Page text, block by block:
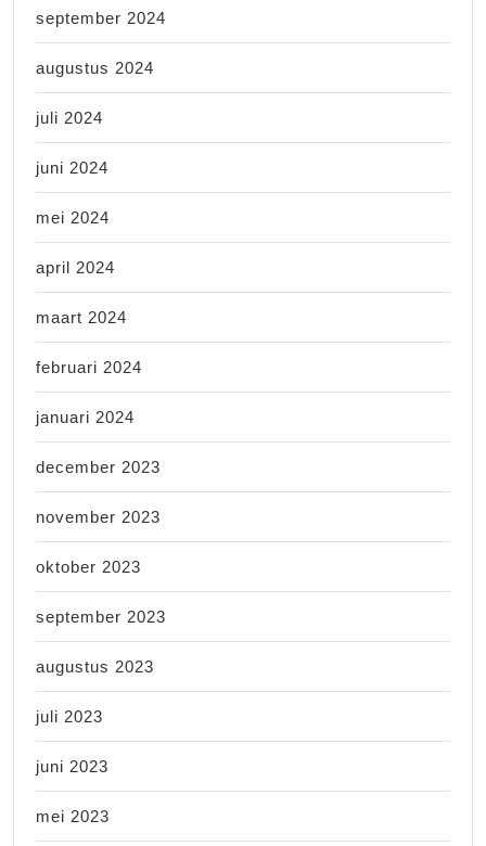
september 2024
augustus 2024
juli 2024
juni 2024
mei 2024
april 2024
maart 2024
februari 2024
januari 2024
december 2023
november 2023
oktober 2023
september 2023
augustus 2023
juli 2023
juni 2023
mei 2023